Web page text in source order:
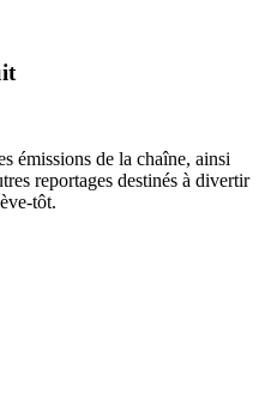
émissions de la chaîne, ainsi
reportages destinés à divertir
tôt.